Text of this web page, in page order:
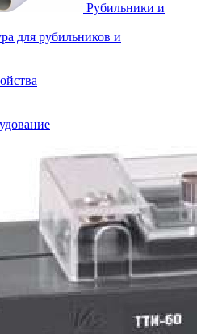
Рубильники и
для рубильников и